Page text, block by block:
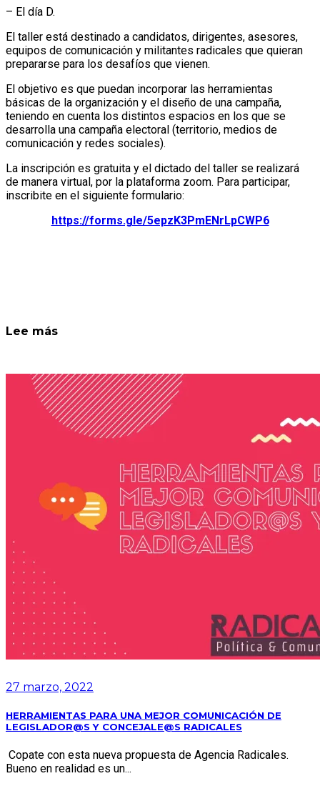
– El día D.
El taller está destinado a candidatos, dirigentes, asesores,
equipos de comunicación y militantes radicales que quieran
prepararse para los desafíos que vienen.
El objetivo es que puedan incorporar las herramientas
básicas de la organización y el diseño de una campaña,
teniendo en cuenta los distintos espacios en los que se
desarrolla una campaña electoral (territorio, medios de
comunicación y redes sociales).
La inscripción es gratuita y el dictado del taller se realizará
de manera virtual, por la plataforma zoom. Para participar,
inscribite en el siguiente formulario:
https://forms.gle/5epzK3PmENrLpCWP6
Lee más
27 marzo, 2022
HERRAMIENTAS PARA UNA MEJOR COMUNICACIÓN DE
LEGISLADOR@S Y CONCEJALE@S RADICALES
Copate con esta nueva propuesta de Agencia Radicales.
Bueno en realidad es un...